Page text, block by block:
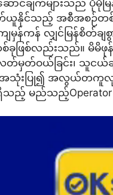
ာင်ချက်များသည် ပိုမိုမ
နိုင်သည့် အစီအစဉ်တစ်
မှန်ကန် လျှင်မြန်စိတ်ခ
ခုဖြစ်လည်းသည်။ မိမိဖုန်း
မှတ်ဝယ်ခြင်း၊ သူငယ်ချ
သုံးပြု၍ အလွယ်တကူလုပ်
သည့် မည်သည့်Operator